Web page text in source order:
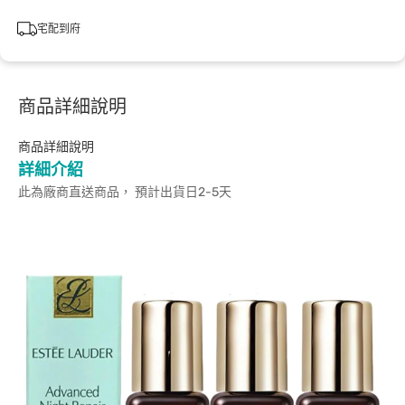
宅配到府
商品詳細說明
商品詳細說明
詳細介紹
此為廠商直送商品， 預計出貨日2-5天